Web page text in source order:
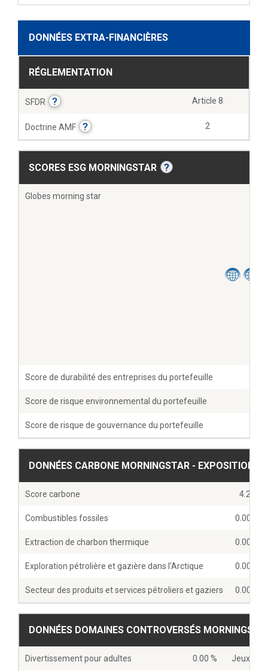
DONNÉES EXTRA-FINANCIÈRES
RÉGLEMENTATION
SFDR ? Article 8
Doctrine AMF ? 2
SCORES ESG MORNINGSTAR ?
Globes morning star
Score de durabilité des entreprises du portefeuille
Score de risque environnemental du portefeuille
Score de risque de gouvernance du portefeuille
DONNÉES CARBONE MORNINGSTAR - EXPOSITIONS
Score carbone 4.24
Combustibles fossiles 0.00 %
Extraction de charbon thermique 0.00 %
Exploration pétrolière et gazière dans l'Arctique 0.00 %
Secteur des produits et services pétroliers et gaziers 0.00 %
DONNÉES DOMAINES CONTROVERSÉS
Divertissement pour adultes 0.00 % Jeux